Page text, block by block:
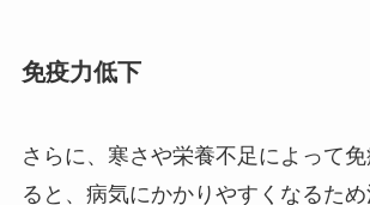
免疫力低下
さらに、寒さや栄養不足によって
ると、病気にかかりやすくなるた